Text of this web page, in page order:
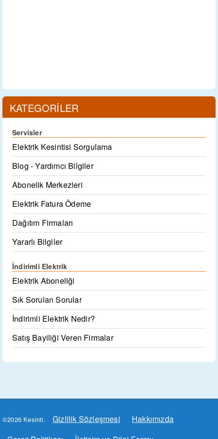
KATEGORİLER
Servisler
Elektrik Kesintisi Sorgulama
Blog - Yardımcı Bilgiler
Abonelik Merkezleri
Elektrik Fatura Ödeme
Dağıtım Firmaları
Yararlı Bilgiler
İndirimli Elektrik
Elektrik Aboneliği
Sık Sorulan Sorular
İndirimli Elektrik Nedir?
Satış Bayiliği Veren Firmalar
©2026 Kesinti. Gizlilik Sözleşmesi
Hakkımızda